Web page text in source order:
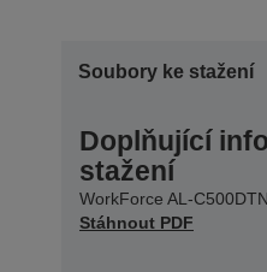
Soubory ke stažení
Doplňující
stažení
WorkForce AL-
Stáhnout PDF